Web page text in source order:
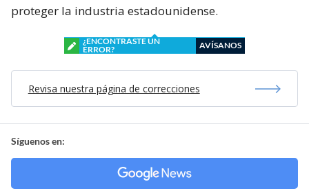
proteger la industria estadounidense.
¿ENCONTRASTE UN
ERROR?
AVÍSANOS
Revisa nuestra página de correcciones
Síguenos en: